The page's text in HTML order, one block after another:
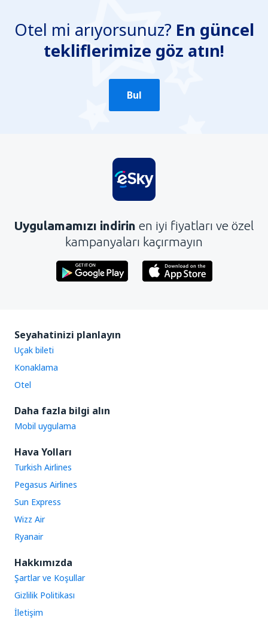
Yanlış bilgi içeriyor
Konun ayrıntılarını içermiyor.
Otel mi arıyorsunuz? En güncel
tekliflerimize göz atın!
Bul
Uygulamamızı indirin en iyi fiyatları ve özel
kampanyaları kaçırmayın
Seyahatinizi planlayın
Uçak bileti
Konaklama
Otel
Daha fazla bilgi alın
Mobil uygulama
Hava Yolları
Turkish Airlines
Pegasus Airlines
Sun Express
Wizz Air
Ryanair
Hakkımızda
Şartlar ve Koşullar
Gizlilik Politikası
İletişim